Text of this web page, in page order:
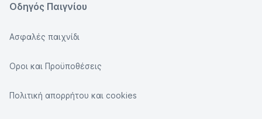
Οδηγός Παιγνίου
Ασφαλές παιχνίδι
Οροι και Προϋποθέσεις
Πολιτική απορρήτου και cookies